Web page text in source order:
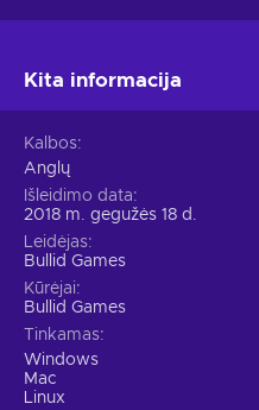
Kita informacija
Kalbos
Anglų
Išleidimo data
2018 m. gegužės 18 d.
Leidėjas
Bullid Games
Kūrėjai
Bullid Games
Tinkamas
Windows
Mac
Linux